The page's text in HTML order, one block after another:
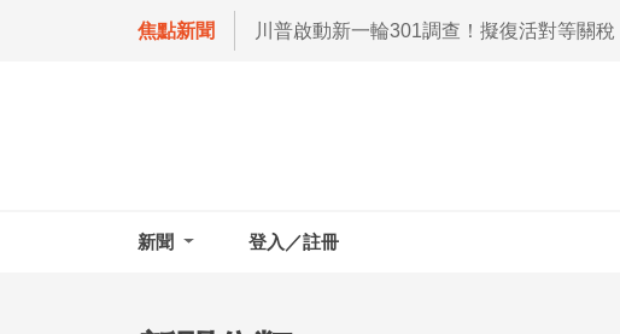
焦點新聞 川普啟動新一輪301調查！擬復活對等關
新聞 登入／註冊